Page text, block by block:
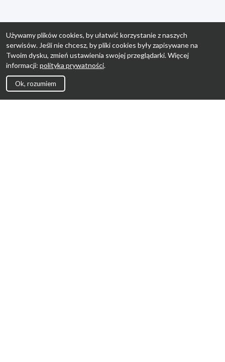
Używamy plików cookies, by ułatwić korzystanie z naszych
serwisów. Jeśli nie chcesz, by pliki cookies były zapisywane na
Twoim dysku, zmień ustawienia swojej przeglądarki. Więcej
informacji: polityka prywatności.
Ok, rozumiem